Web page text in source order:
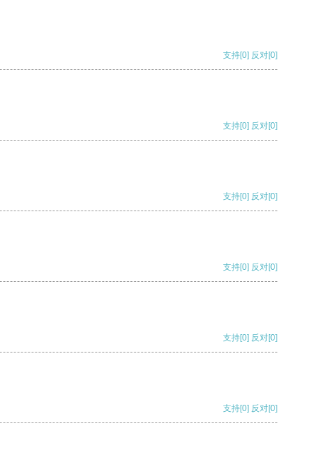
支持[0] 反对[0]
支持[0] 反对[0]
支持[0] 反对[0]
支持[0] 反对[0]
支持[0] 反对[0]
支持[0] 反对[0]